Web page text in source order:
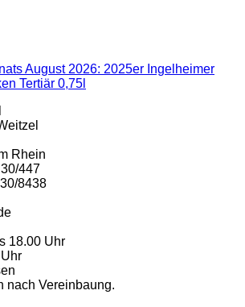
August 2026: 2025er Ingelheimer
Tertiär 0,75l
Rhein
447
8438
18.00 Uhr
nach Vereinbaung.